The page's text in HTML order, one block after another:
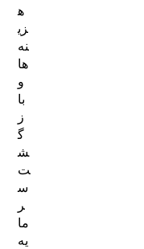
ه
زی
نه‌
ها
و
با
ز
گ
ش
ت
س
ر
ما
یه